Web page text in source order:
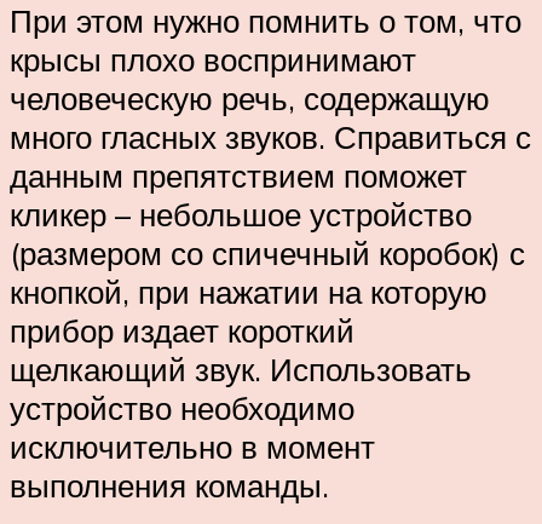
При этом нужно помнить о том, что
крысы плохо воспринимают
человеческую речь, содержащую
много гласных звуков. Справиться с
данным препятствием поможет
кликер – небольшое устройство
(размером со спичечный коробок) с
кнопкой, при нажатии на которую
прибор издает короткий
щелкающий звук. Использовать
устройство необходимо
исключительно в момент
выполнения команды.